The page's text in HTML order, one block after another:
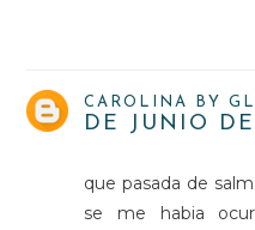
CAROLINA BY
DE JUNIO
que pasada de
se me habia